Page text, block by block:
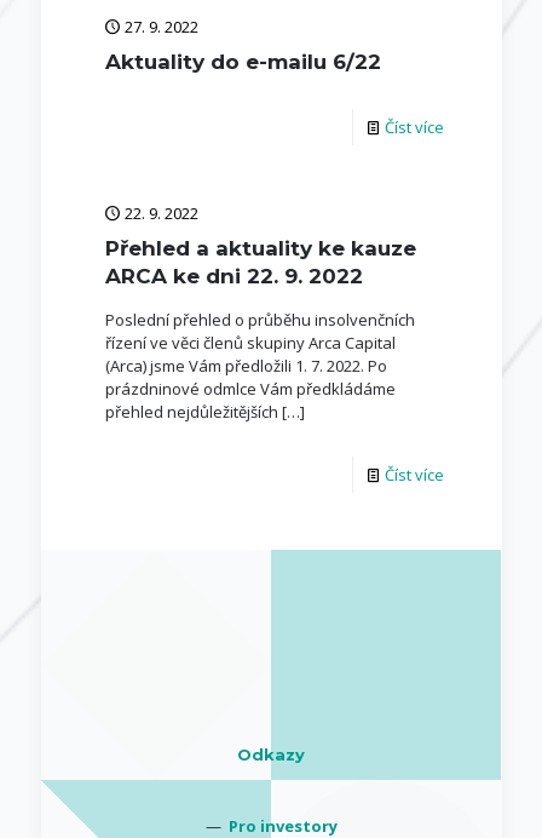
27. 9. 2022
Aktuality do e-mailu 6/22
Číst více
22. 9. 2022
Přehled a aktuality ke kauze
ARCA ke dni 22. 9. 2022
Poslední přehled o průběhu insolvenčních
řízení ve věci členů skupiny Arca Capital
(Arca) jsme Vám předložili 1. 7. 2022. Po
prázdninové odmlce Vám předkládáme
přehled nejdůležitějších […]
Číst více
Odkazy
— Pro investory